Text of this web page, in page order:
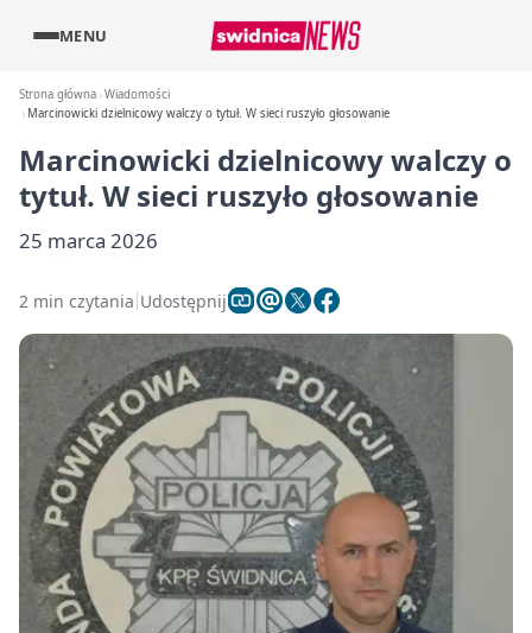
MENU
Strona główna Wiadomości
Marcinowicki dzielnicowy walczy o tytuł. W sieci ruszyło głosowanie
Marcinowicki dzielnicowy walczy o
tytuł. W sieci ruszyło głosowanie
25 marca 2026
2 min czytania Udostępnij